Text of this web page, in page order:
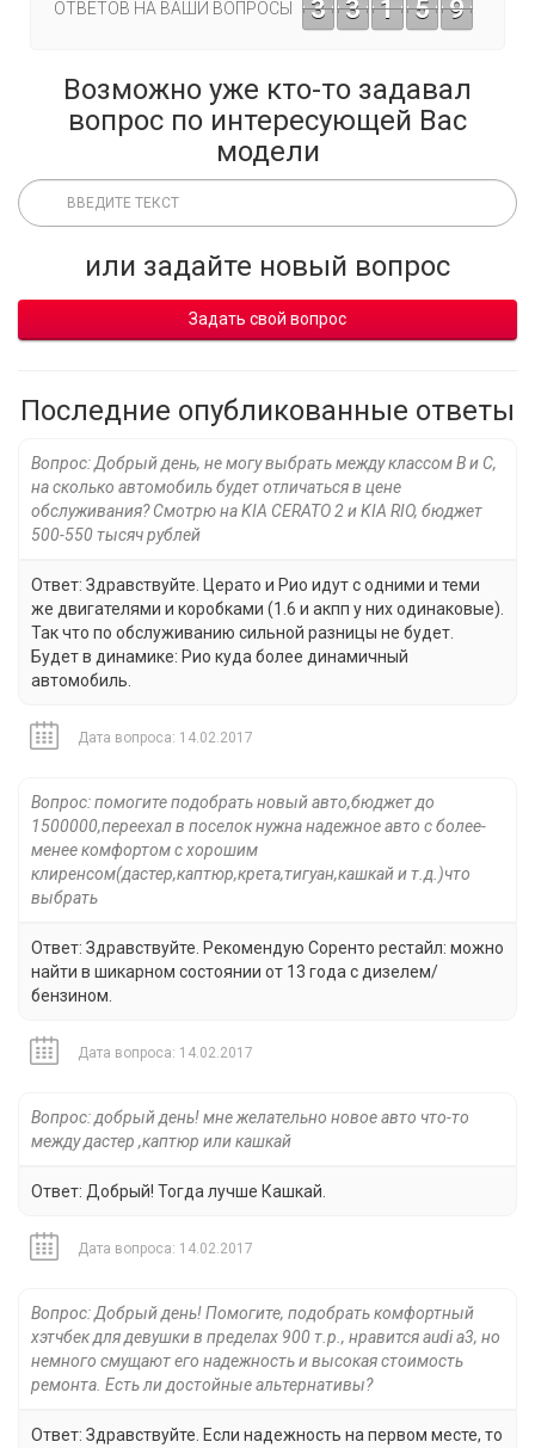
ОТВЕТОВ НА ВАШИ ВОПРОСЫ 3 3 1 5 9
Возможно уже кто-то задавал
вопрос по интересующей Вас
модели
или задайте новый вопрос
Задать свой вопрос
Последние опубликованные ответы
Вопрос: Добрый день, не могу выбрать между классом B и C,
на сколько автомобиль будет отличаться в цене
обслуживания? Смотрю на KIA CERATO 2 и KIA RIO, бюджет
500-550 тысяч рублей
Ответ: Здравствуйте. Церато и Рио идут с одними и теми
же двигателями и коробками (1.6 и акпп у них одинаковые).
Так что по обслуживанию сильной разницы не будет.
Будет в динамике: Рио куда более динамичный
автомобиль.
Дата вопроса: 14.02.2017
Вопрос: помогите подобрать новый авто,бюджет до
1500000,переехал в поселок нужна надежное авто с более-
менее комфортом с хорошим
клиренсом(дастер,каптюр,крета,тигуан,кашкай и т.д.)что
выбрать
Ответ: Здравствуйте. Рекомендую Соренто рестайл: можно
найти в шикарном состоянии от 13 года с дизелем/
бензином.
Дата вопроса: 14.02.2017
Вопрос: добрый день! мне желательно новое авто что-то
между дастер ,каптюр или кашкай
Ответ: Добрый! Тогда лучше Кашкай.
Дата вопроса: 14.02.2017
Вопрос: Добрый день! Помогите, подобрать комфортный
хэтчбек для девушки в пределах 900 т.р., нравится audi a3, но
немного смущают его надежность и высокая стоимость
ремонта. Есть ли достойные альтернативы?
Ответ: Здравствуйте. Если надежность на первом месте, то